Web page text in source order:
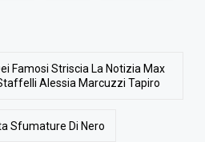
Famosi Striscia La Notizia Max
Alessia Marcuzzi Tapiro
Sfumature Di Nero